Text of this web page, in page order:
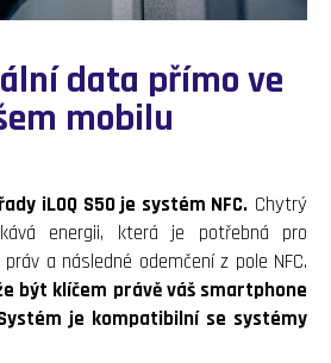
data přímo ve
mobilu
iLOQ S50 je systém NFC. Chytrý
energii, která je potřebná pro
a následné odemčení z pole NFC.
být klíčem právě váš smartphone
je kompatibilní se systémy